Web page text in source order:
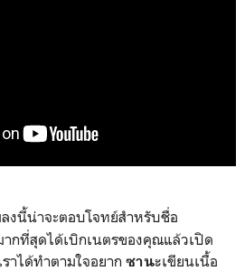
ลงนี้น่าจะตอบโจทย์สำหรับชื่อ
ากที่สุดได้เบิกเนตรของคุณแล้วเปิด
าได้ทำตามใจอยาก ซานะเขียนเนื้อ